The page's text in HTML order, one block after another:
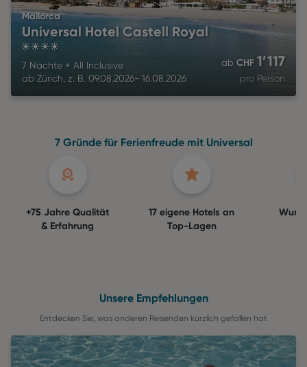
Mallorca
Universal Hotel Castell Royal
7 Nächte + All Inclusive
ab Zürich, z. B. 09.08.2026- 16.08.2026
ab CHF 1’117
pro Person
7 Gründe für Ferienfreude mit Universal
+75 Jahre Qualität
& Erfahrung
17 eigene Hotels an
Top-Lagen
Unsere Empfehlungen
Entdecken Sie, was anderen Reisenden kürzlich gefallen hat